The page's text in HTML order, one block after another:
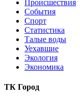
Происшествия
События
Спорт
Статистика
Талые воды
Уехавшие
Экология
Экономика
ТК Город